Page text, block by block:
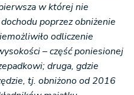
w której nie
poprzez obniżenie
odliczenie
– część poniesionej
druga, gdzie
tj. obniżono od 2016